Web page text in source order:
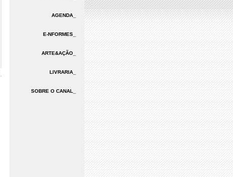
AGENDA_
E-NFORMES_
ARTE&AÇÃO_
LIVRARIA_
SOBRE O CANAL_